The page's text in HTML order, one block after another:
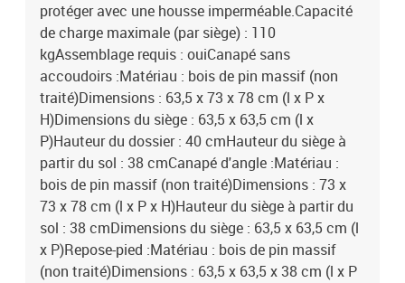
protéger avec une housse imperméable.Capacité
de charge maximale (par siège) : 110
kgAssemblage requis : ouiCanapé sans
accoudoirs :Matériau : bois de pin massif (non
traité)Dimensions : 63,5 x 73 x 78 cm (l x P x
H)Dimensions du siège : 63,5 x 63,5 cm (l x
P)Hauteur du dossier : 40 cmHauteur du siège à
partir du sol : 38 cmCanapé d'angle :Matériau :
bois de pin massif (non traité)Dimensions : 73 x
73 x 78 cm (l x P x H)Hauteur du siège à partir du
sol : 38 cmDimensions du siège : 63,5 x 63,5 cm (l
x P)Repose-pied :Matériau : bois de pin massif
(non traité)Dimensions : 63,5 x 63,5 x 38 cm (l x P